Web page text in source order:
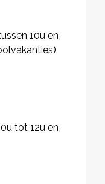
10u en
tot 12u en